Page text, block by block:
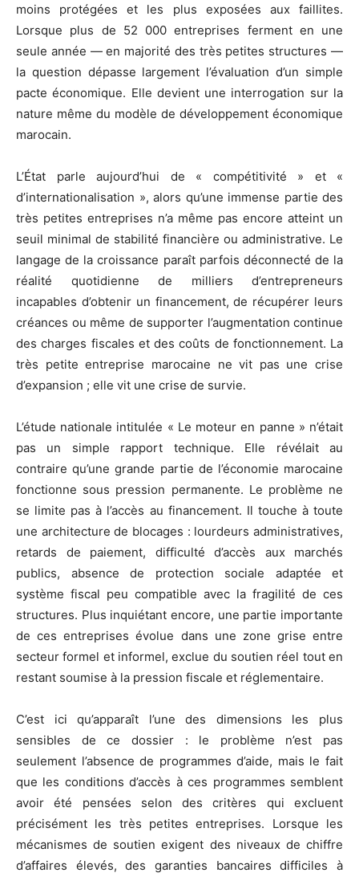
moins protégées et les plus exposées aux faillites.
Lorsque plus de 52 000 entreprises ferment en une
seule année — en majorité des très petites structures —
la question dépasse largement l’évaluation d’un simple
pacte économique. Elle devient une interrogation sur la
nature même du modèle de développement économique
marocain.
L’État parle aujourd’hui de « compétitivité » et «
d’internationalisation », alors qu’une immense partie des
très petites entreprises n’a même pas encore atteint un
seuil minimal de stabilité financière ou administrative. Le
langage de la croissance paraît parfois déconnecté de la
réalité quotidienne de milliers d’entrepreneurs
incapables d’obtenir un financement, de récupérer leurs
créances ou même de supporter l’augmentation continue
des charges fiscales et des coûts de fonctionnement. La
très petite entreprise marocaine ne vit pas une crise
d’expansion ; elle vit une crise de survie.
L’étude nationale intitulée « Le moteur en panne » n’était
pas un simple rapport technique. Elle révélait au
contraire qu’une grande partie de l’économie marocaine
fonctionne sous pression permanente. Le problème ne
se limite pas à l’accès au financement. Il touche à toute
une architecture de blocages : lourdeurs administratives,
retards de paiement, difficulté d’accès aux marchés
publics, absence de protection sociale adaptée et
système fiscal peu compatible avec la fragilité de ces
structures. Plus inquiétant encore, une partie importante
de ces entreprises évolue dans une zone grise entre
secteur formel et informel, exclue du soutien réel tout en
restant soumise à la pression fiscale et réglementaire.
C’est ici qu’apparaît l’une des dimensions les plus
sensibles de ce dossier : le problème n’est pas
seulement l’absence de programmes d’aide, mais le fait
que les conditions d’accès à ces programmes semblent
avoir été pensées selon des critères qui excluent
précisément les très petites entreprises. Lorsque les
mécanismes de soutien exigent des niveaux de chiffre
d’affaires élevés, des garanties bancaires difficiles à